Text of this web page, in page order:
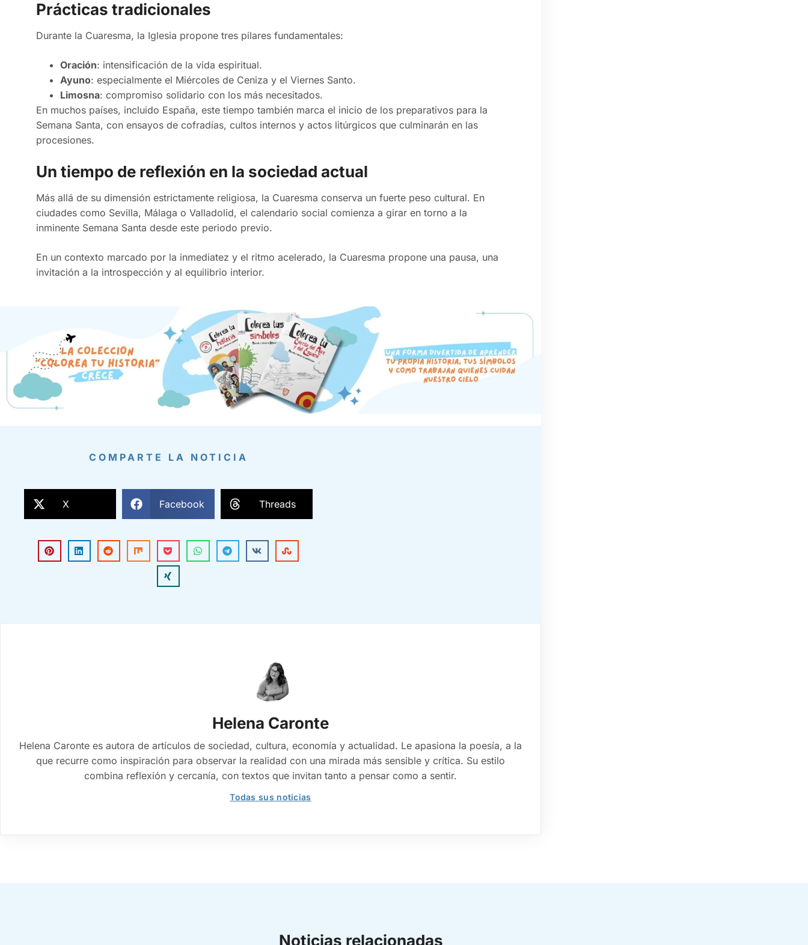
Prácticas tradicionales
Durante la Cuaresma, la Iglesia propone tres pilares fundamentales:
Oración: intensificación de la vida espiritual.
Ayuno: especialmente el Miércoles de Ceniza y el Viernes Santo.
Limosna: compromiso solidario con los más necesitados.
En muchos países, incluido España, este tiempo también marca el inicio de los preparativos para la
Semana Santa, con ensayos de cofradías, cultos internos y actos litúrgicos que culminarán en las
procesiones.
Un tiempo de reflexión en la sociedad actual
Más allá de su dimensión estrictamente religiosa, la Cuaresma conserva un fuerte peso cultural. En
ciudades como Sevilla, Málaga o Valladolid, el calendario social comienza a girar en torno a la
inminente Semana Santa desde este periodo previo.
En un contexto marcado por la inmediatez y el ritmo acelerado, la Cuaresma propone una pausa, una
invitación a la introspección y al equilibrio interior.
COMPARTE LA NOTICIA
X Facebook Threads
Helena Caronte
Helena Caronte es autora de artículos de sociedad, cultura, economía y actualidad. Le apasiona la poesía, a la
que recurre como inspiración para observar la realidad con una mirada más sensible y crítica. Su estilo
combina reflexión y cercanía, con textos que invitan tanto a pensar como a sentir.
Todas sus noticias
Noticias relacionadas